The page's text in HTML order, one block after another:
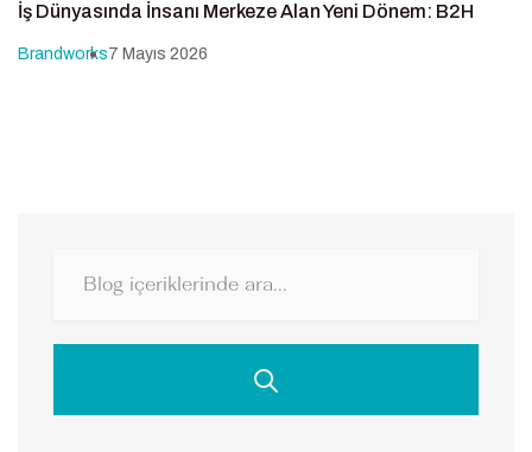
İş Dünyasında İnsanı Merkeze Alan Yeni Dönem: B2H
Brandworks7 Mayıs 2026